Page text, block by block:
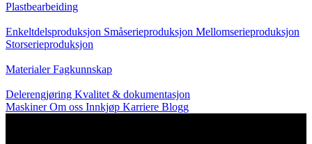
Plastbearbeiding
Enkeltdelsproduksjon Småserieproduksjon Mellomserieproduksjon
Storserieproduksjon
MaterialerFagkunnskap
Delerengjøring Kvalitet & dokumentasjon
MaskinerOm oss Innkjøp Karriere Blogg